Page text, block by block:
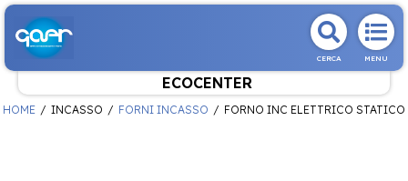
CERCA MENU
ECOCENTER
HOME INCASSO FORNI INCASSO FORNO INC ELETTRICO STATICO